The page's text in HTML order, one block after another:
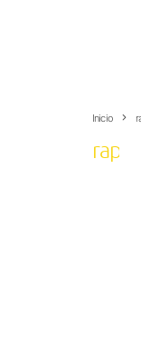
Inicio